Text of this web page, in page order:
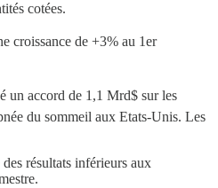
cotées.
croissance de +3% au 1er
un accord de 1,1 Mrd$ sur les
du sommeil aux Etats-Unis. Les
résultats inférieurs aux